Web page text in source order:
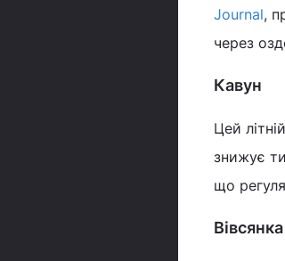
Journal,
через
Кавун
Цей
знижує
що
Вівсянка